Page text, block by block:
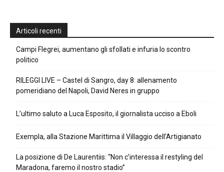
Articoli recenti
Campi Flegrei, aumentano gli sfollati e infuria lo scontro
politico
RILEGGI LIVE – Castel di Sangro, day 8: allenamento
pomeridiano del Napoli, David Neres in gruppo
L’ultimo saluto a Luca Esposito, il giornalista ucciso a Eboli
Exempla, alla Stazione Marittima il Villaggio dell’Artigianato
La posizione di De Laurentiis: “Non c’interessa il restyling del
Maradona, faremo il nostro stadio”